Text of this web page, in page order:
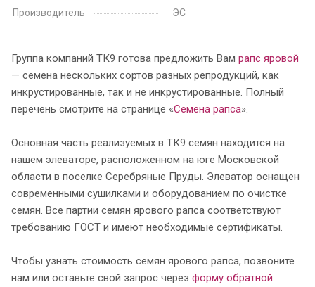
Производитель
ЭС
Группа компаний ТК9 готова предложить Вам рапс яровой
— семена нескольких сортов разных репродукций, как
инкрустированные, так и не инкрустированные. Полный
перечень смотрите на странице «Семена рапса».
Основная часть реализуемых в ТК9 семян находится на
нашем элеваторе, расположенном на юге Московской
области в поселке Серебряные Пруды. Элеватор оснащен
современными сушилками и оборудованием по очистке
семян. Все партии семян ярового рапса соответствуют
требованию ГОСТ и имеют необходимые сертификаты.
Чтобы узнать стоимость семян ярового рапса, позвоните
нам или оставьте свой запрос через форму обратной